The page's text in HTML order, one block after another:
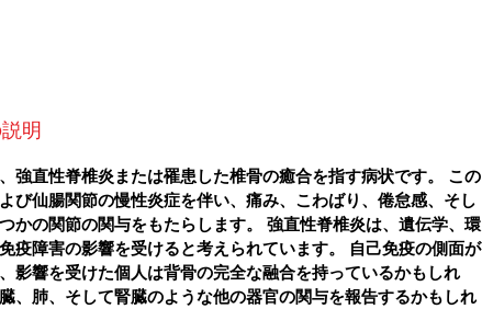
明
強直性脊椎炎または罹患した椎骨の癒合を指す病状です。
この
び仙腸関節の慢性炎症を伴い、痛み、こわばり、倦怠感、そし
かの関節の関与をもたらします。
強直性脊椎炎は、遺伝学、環
疫障害の影響を受けると考えられています。
自己免疫の側面が
影響を受けた個人は背骨の完全な融合を持っているかもしれ
、肺、そして腎臓のような他の器官の関与を報告するかもしれ